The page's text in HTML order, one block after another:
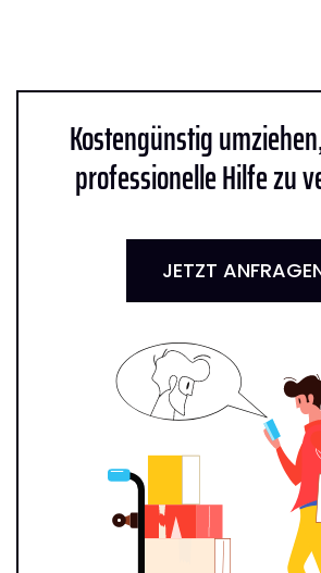
Kostengünstig
professionelle Hilfe zu
JETZT